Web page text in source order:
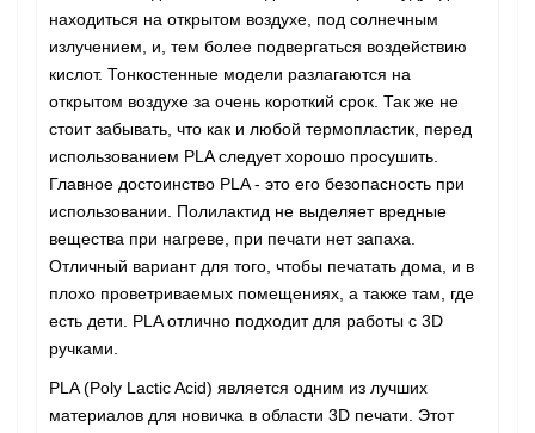
находиться на открытом воздухе, под солнечным
излучением, и, тем более подвергаться воздействию
кислот. Тонкостенные модели разлагаются на
открытом воздухе за очень короткий срок. Так же не
стоит забывать, что как и любой термопластик, перед
использованием PLA следует хорошо просушить.
Главное достоинство PLA - это его безопасность при
использовании. Полилактид не выделяет вредные
вещества при нагреве, при печати нет запаха.
Отличный вариант для того, чтобы печатать дома, и в
плохо проветриваемых помещениях, а также там, где
есть дети. PLA отлично подходит для работы с 3D
ручками.
PLA (Poly Lactic Acid) является одним из лучших
материалов для новичка в области 3D печати. Этот